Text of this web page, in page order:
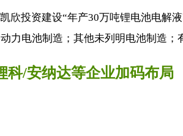
投资建设“年产30万吨锂电池电解
力电池制造；其他未列明电池制造；
科/安纳达等企业加码布局